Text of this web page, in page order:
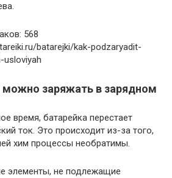
568
batarejki/kak-podzaryadit-
usloviyah
можно заряжать в зарядном
время, батарейка перестает
ток. Это происходит из-за того,
хим процессы необратимы.
элементы, не подлежащие